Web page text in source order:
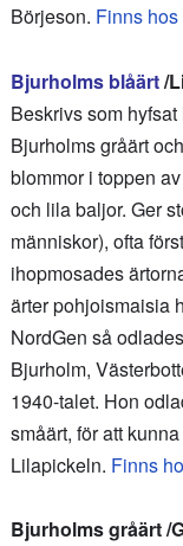
Börjeson. Finns
Bjurholms blåärt/
Beskrivs som
Bjurholms gråärt
blommor i toppen
och lila baljor. Ger
människor), ofta
ihopmosades
ärter pohjoismaisia
NordGen så
Bjurholm,
1940-talet. Hon
småärt, för att
Lilapickeln. Finns
Bjurholms gråärt /